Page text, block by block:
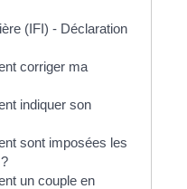
(IFI) - Déclaration
corriger ma
indiquer son
sont imposées les
un couple en